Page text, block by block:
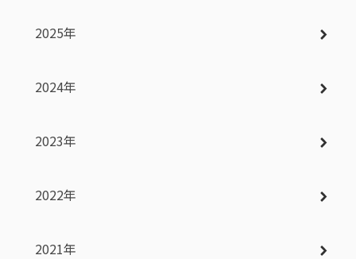
2025年
2024年
2023年
2022年
2021年